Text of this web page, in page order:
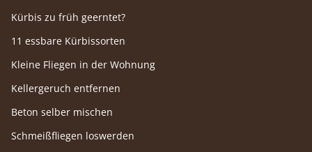
Kürbis zu früh geerntet?
11 essbare Kürbissorten
Kleine Fliegen in der Wohnung
Kellergeruch entfernen
Beton selber mischen
Schmeißfliegen loswerden